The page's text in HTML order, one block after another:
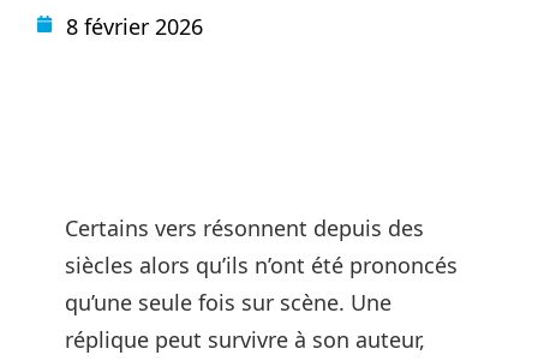
8 février 2026
Certains vers résonnent depuis des
siècles alors qu’ils n’ont été prononcés
qu’une seule fois sur scène. Une
réplique peut survivre à son auteur,